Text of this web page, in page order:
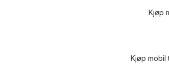
Kjøp
Kjøp mobil